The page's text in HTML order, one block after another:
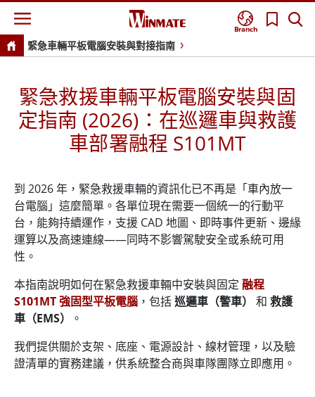
Branch
緊急車輛平板電腦安裝與對接指南
緊急救援車輛平板電腦安裝與固
定指南 (2026)：在巡邏車與救護
車部署融程 S101MT
到 2026 年，緊急救援車輛的資訊化已不再是「車內放一
台電腦」這麼簡單。各單位現在需要一個統一的行動平
台，能夠持續運作，支援 CAD 地圖、即時事件更新、邊緣
運算以及高速連線——同時不影響駕駛安全或系統可用
性。
本指南說明如何在緊急救援車輛中安裝與固定 融程
S101MT 強固型平板電腦 ，包括巡邏車（警車） 和 救護
車（EMS）
。
我們提供關於支架、底座、電源設計、線材管理，以及驗
證清單的實務建議，供系統整合商與車隊團隊立即應用。